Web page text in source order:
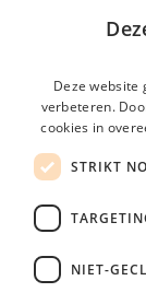
Parttime
Vacature
Partners
Social
Deze website
verbeteren.
cookies in
STRIKT
NIET-